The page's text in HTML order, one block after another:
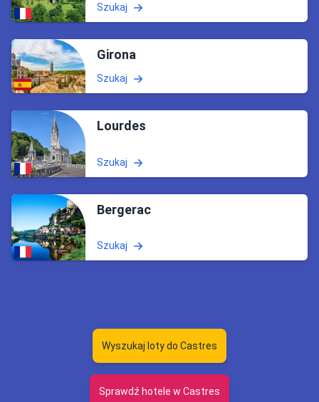
Szukaj
Girona
Szukaj
Lourdes
Szukaj
Bergerac
Szukaj
Wyszukaj loty do Castres
Sprawdź hotele w Castres